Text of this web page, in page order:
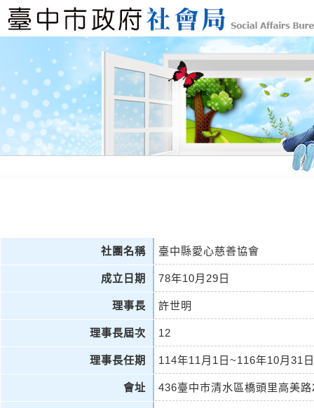
社團名稱 臺中縣愛心慈善協會
成立日期 78年10月29日
理事長 許世明
理事長屆次 12
理事長任期 114年11月1日~116年10月31日
會址 436臺中市清水區橋頭里高美